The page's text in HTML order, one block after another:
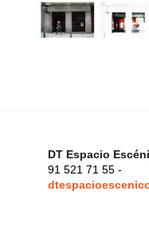
DT Espacio
91 521 71 55 -